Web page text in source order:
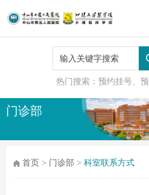
热门搜索：预约挂号、预防接种
门诊部
首页 > 门诊部 >科室联系方式